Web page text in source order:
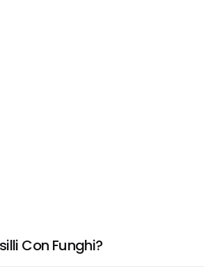
Con Funghi?